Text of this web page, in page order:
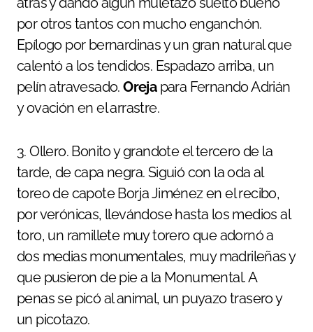
por otros tantos con mucho enganchón.
Epílogo por bernardinas y un gran natural que
calentó a los tendidos. Espadazo arriba, un
pelín atravesado.Orejapara Fernando Adrián
y ovación en el arrastre.
3. Ollero. Bonito y grandote el tercero de la
tarde, de capa negra. Siguió con la oda al
toreo de capote Borja Jiménez en el recibo,
por verónicas, llevándose hasta los medios al
toro, un ramillete muy torero que adornó a
dos medias monumentales, muy madrileñas y
que pusieron de pie a la Monumental. A
penas se picó al animal, un puyazo trasero y
un picotazo.